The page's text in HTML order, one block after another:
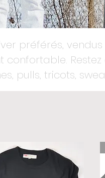
préférés,
confortable.
pulls, tricots,